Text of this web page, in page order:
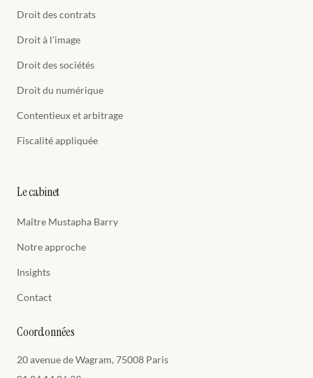
Droit des contrats
Droit à l'image
Droit des sociétés
Droit du numérique
Contentieux et arbitrage
Fiscalité appliquée
Le cabinet
Maître Mustapha Barry
Notre approche
Insights
Contact
Coordonnées
20 avenue de Wagram, 75008 Paris